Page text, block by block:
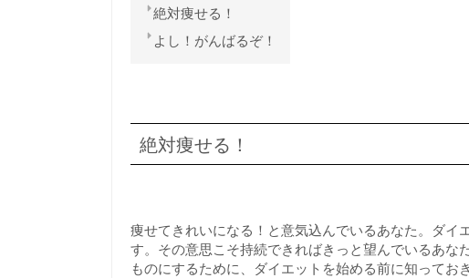
絶対痩せる！
よし！がんばるぞ！
絶対痩せる！
痩せてきれいになる！と意気込んでいるあなた。ダ
す。その意思こそ持続できればきっと望んでいるあ
ものにするために、ダイエットを始める前に知ってお